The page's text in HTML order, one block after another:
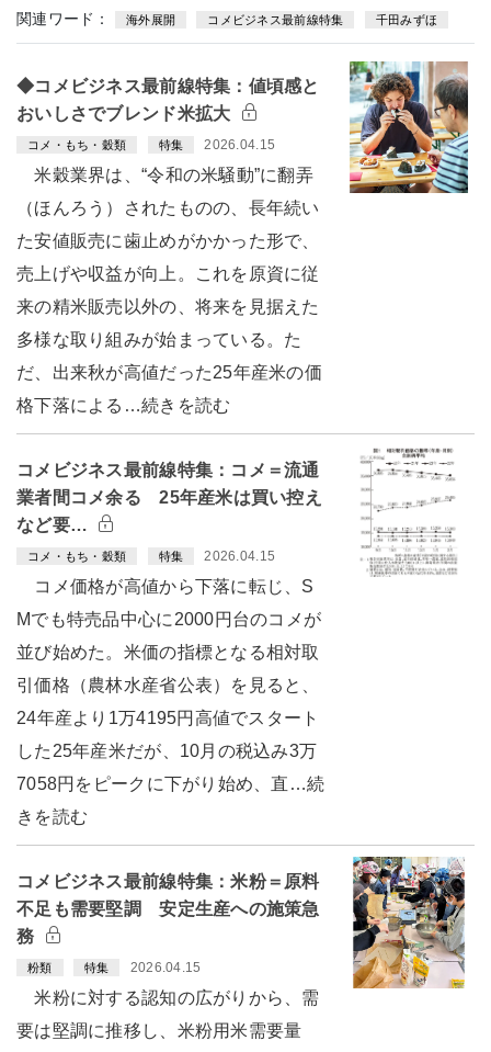
関連ワード： 海外展開 コメビジネス最前線特集 千田みずほ
◆コメビジネス最前線特集：値頃感と
おいしさでブレンド米拡大
コメ・もち・穀類 特集 2026.04.15
米穀業界は、“令和の米騒動”に翻弄
（ほんろう）されたものの、長年続い
た安値販売に歯止めがかかった形で、
売上げや収益が向上。これを原資に従
来の精米販売以外の、将来を見据えた
多様な取り組みが始まっている。た
だ、出来秋が高値だった25年産米の価
格下落による…続きを読む
コメビジネス最前線特集：コメ＝流通
業者間コメ余る 25年産米は買い控え
など要…
コメ・もち・穀類 特集 2026.04.15
コメ価格が高値から下落に転じ、S
Mでも特売品中心に2000円台のコメが
並び始めた。米価の指標となる相対取
引価格（農林水産省公表）を見ると、
24年産より1万4195円高値でスタート
した25年産米だが、10月の税込み3万
7058円をピークに下がり始め、直…続
きを読む
コメビジネス最前線特集：米粉＝原料
不足も需要堅調 安定生産への施策急
務
粉類 特集 2026.04.15
米粉に対する認知の広がりから、需
要は堅調に推移し、米粉用米需要量